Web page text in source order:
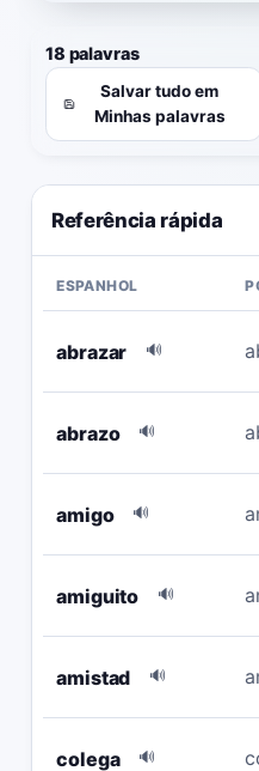
18 palavras
Salvar tudo em
Minhas palavras
Referência rápida
ESPANHOL
abrazar 🔊
abrazo 🔊
amigo 🔊
amiguito 🔊
amistad 🔊
colega 🔊